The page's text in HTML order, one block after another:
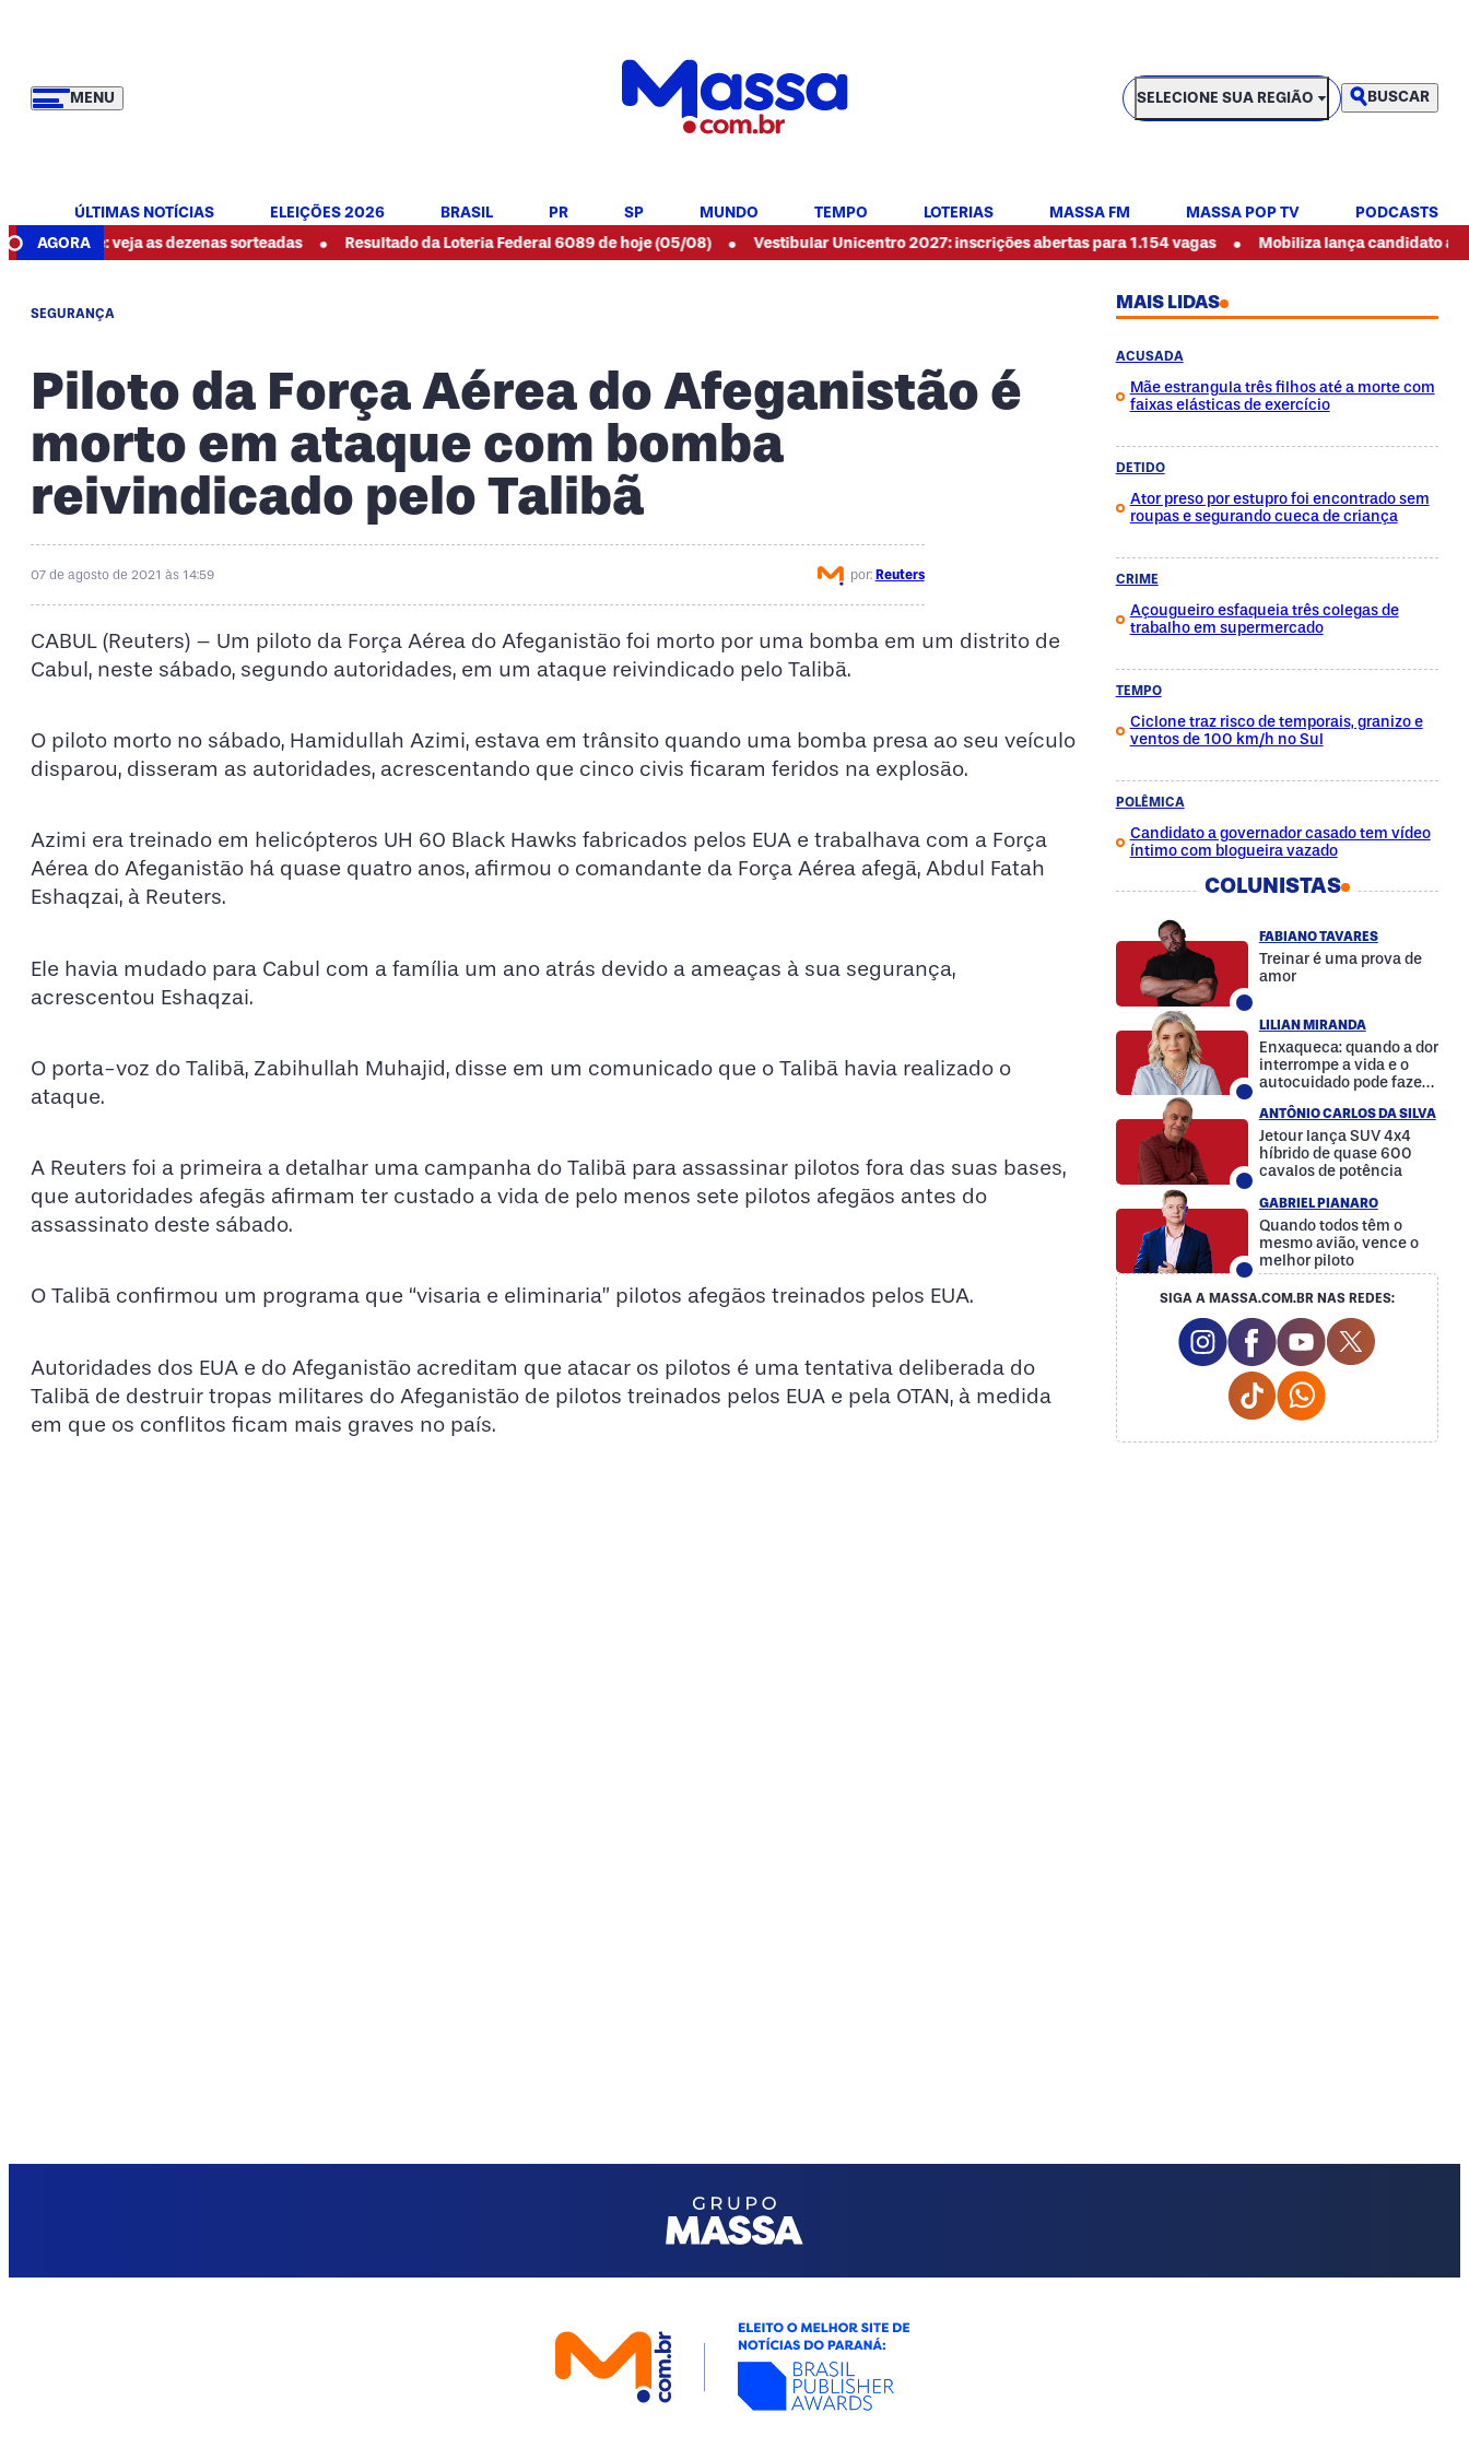
MENU
SELECIONE SUA REGIÃO
SELECIONE SUA REGIÃO BUSCAR
ÚLTIMAS NOTÍCIAS ELEIÇÕES 2026 BRASIL PR SP MUNDO TEMPO LOTERIAS MASSA FM MASSA POP TV
PODCASTS
AGORA
hoje: veja as dezenas sorteadas • Resultado da Loteria Federal 6089 de hoje (05/08) • Vestibular Unicentro 2027: inscrições abertas para 1.154 vagas • Mobiliza lança candidato ao
SEGURANÇA
Piloto da Força Aérea do Afeganistão é
morto em ataque com bomba
reivindicado pelo Talibã
07 de agosto de 2021 às 14:59 por: Reuters
CABUL (Reuters) – Um piloto da Força Aérea do Afeganistão foi morto por uma bomba em um distrito de
Cabul, neste sábado, segundo autoridades, em um ataque reivindicado pelo Talibã.
O piloto morto no sábado, Hamidullah Azimi, estava em trânsito quando uma bomba presa ao seu veículo
disparou, disseram as autoridades, acrescentando que cinco civis ficaram feridos na explosão.
Azimi era treinado em helicópteros UH 60 Black Hawks fabricados pelos EUA e trabalhava com a Força
Aérea do Afeganistão há quase quatro anos, afirmou o comandante da Força Aérea afegã, Abdul Fatah
Eshaqzai, à Reuters.
Ele havia mudado para Cabul com a família um ano atrás devido a ameaças à sua segurança,
acrescentou Eshaqzai.
O porta-voz do Talibã, Zabihullah Muhajid, disse em um comunicado que o Talibã havia realizado o
ataque.
A Reuters foi a primeira a detalhar uma campanha do Talibã para assassinar pilotos fora das suas bases,
que autoridades afegãs afirmam ter custado a vida de pelo menos sete pilotos afegãos antes do
assassinato deste sábado.
O Talibã confirmou um programa que “visaria e eliminaria” pilotos afegãos treinados pelos EUA.
Autoridades dos EUA e do Afeganistão acreditam que atacar os pilotos é uma tentativa deliberada do
Talibã de destruir tropas militares do Afeganistão de pilotos treinados pelos EUA e pela OTAN, à medida
em que os conflitos ficam mais graves no país.
MAIS LIDAS
ACUSADA
Mãe estrangula três filhos até a morte com
faixas elásticas de exercício
DETIDO
Ator preso por estupro foi encontrado sem
roupas e segurando cueca de criança
CRIME
Açougueiro esfaqueia três colegas de
trabalho em supermercado
TEMPO
Ciclone traz risco de temporais, granizo e
ventos de 100 km/h no Sul
POLÊMICA
Candidato a governador casado tem vídeo
íntimo com blogueira vazado
COLUNISTAS
FABIANO TAVARES
Treinar é uma prova de
amor
LILIAN MIRANDA
Enxaqueca: quando a dor
interrompe a vida e o
autocuidado pode fazer
ANTÔNIO CARLOS DA SILVA
Jetour lança SUV 4x4
híbrido de quase 600
cavalos de potência
GABRIEL PIANARO
Quando todos têm o
mesmo avião, vence o
melhor piloto
SIGA A MASSA.COM.BR NAS REDES:
Instagram Social Media
Facebook Social Media
Youtube Social
Twitter
Tiktok Social Media
Whatsapp